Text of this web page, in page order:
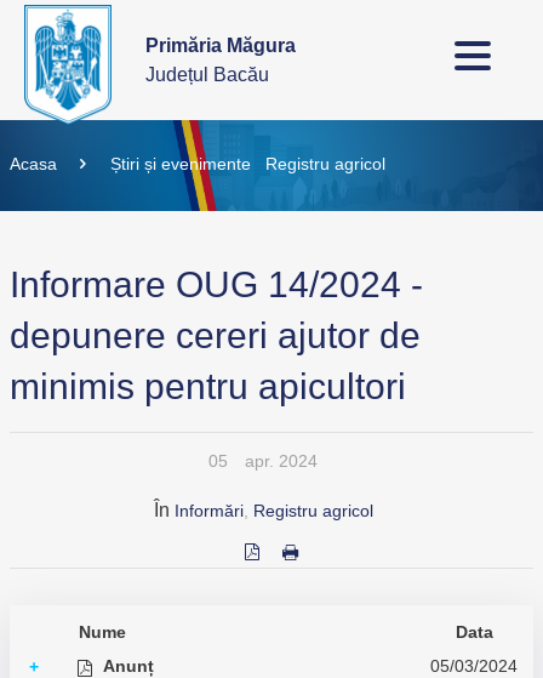
Primăria Măgura
Județul Bacău
Acasa Știri și evenimente Registru agricol
Informare OUG 14/2024 -
depunere cereri ajutor de
minimis pentru apicultori
05 apr. 2024
În Informări, Registru agricol
Nume
Data
+
Anunț 05/03/2024